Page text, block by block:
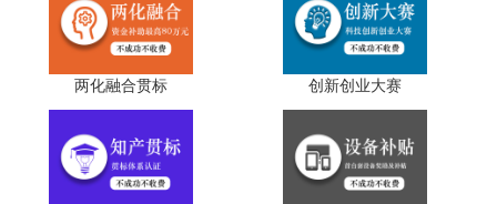
两化融合贯标 创新创业大赛